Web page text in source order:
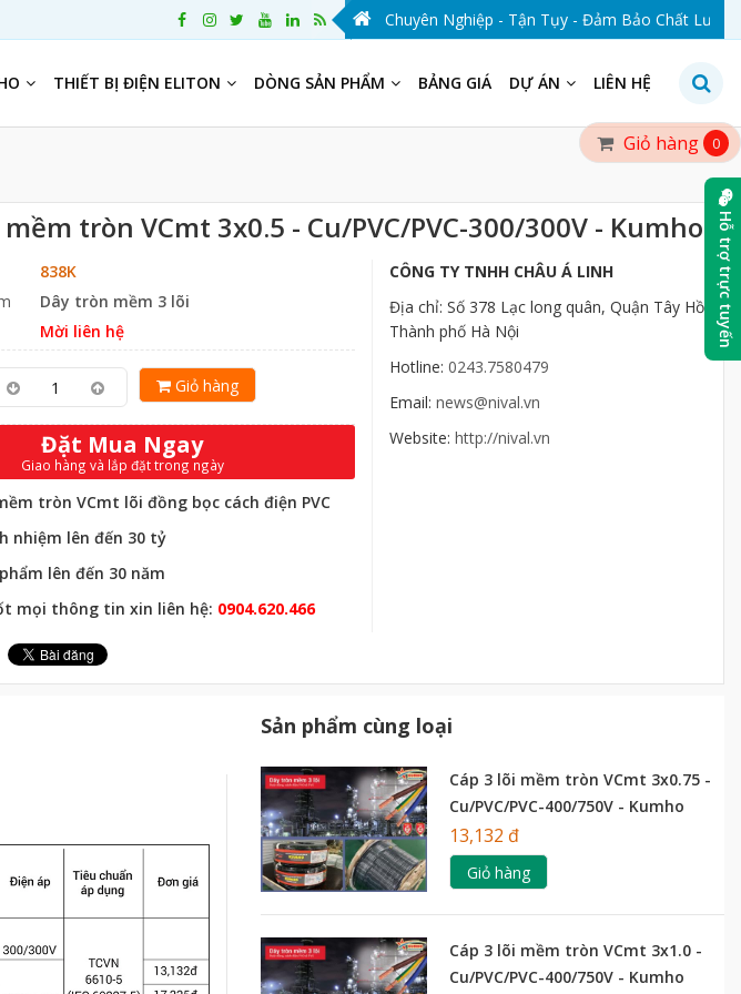
Giỏ hàng 0
NIVAL VIỆT NAM - Chuyên Nghiệp - Tận Tụy - Đảm Bảo Chất Lượng
THIẾT BỊ ĐIỆN ELITON DÒNG SẢN PHẨM BẢNG GIÁ DỰ ÁN LIÊN HỆ
tròn VCmt 3x0.5 - Cu/PVC/PVC-300/300V - Kumho
838K
Dây tròn mềm 3 lõi
Mời liên hệ
Giỏ hàng
Đặt Mua Ngay
Giao hàng và lắp đặt trong ngày
tròn VCmt lõi đồng bọc cách điện PVC
nhiệm lên đến 30 tỷ
lên đến 30 năm
mọi thông tin xin liên hệ: 0904.620.466
CÔNG TY TNHH CHÂU Á LINH
Địa chỉ: Số 378 Lạc long quân, Quận Tây Hồ,
Thành phố Hà Nội
Hotline: 0243.7580479
Email: news@nival.vn
Website: http://nival.vn
Sản phẩm cùng loại
Cáp 3 lõi mềm tròn VCmt 3x0.75 -
Cu/PVC/PVC-400/750V - Kumho
13,132 đ
Giỏ hàng
Cáp 3 lõi mềm tròn VCmt 3x1.0 -
Cu/PVC/PVC-400/750V - Kumho
Hỗ trợ trực tuyến